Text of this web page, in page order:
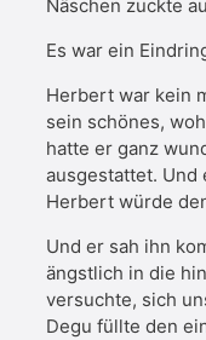
Näschen zuckte
Es war ein
Herbert war kein
sein schönes,
hatte er ganz
ausgestattet. Und
Herbert würde
Und er sah ihn
ängstlich in die
versuchte, sich
Degu füllte den